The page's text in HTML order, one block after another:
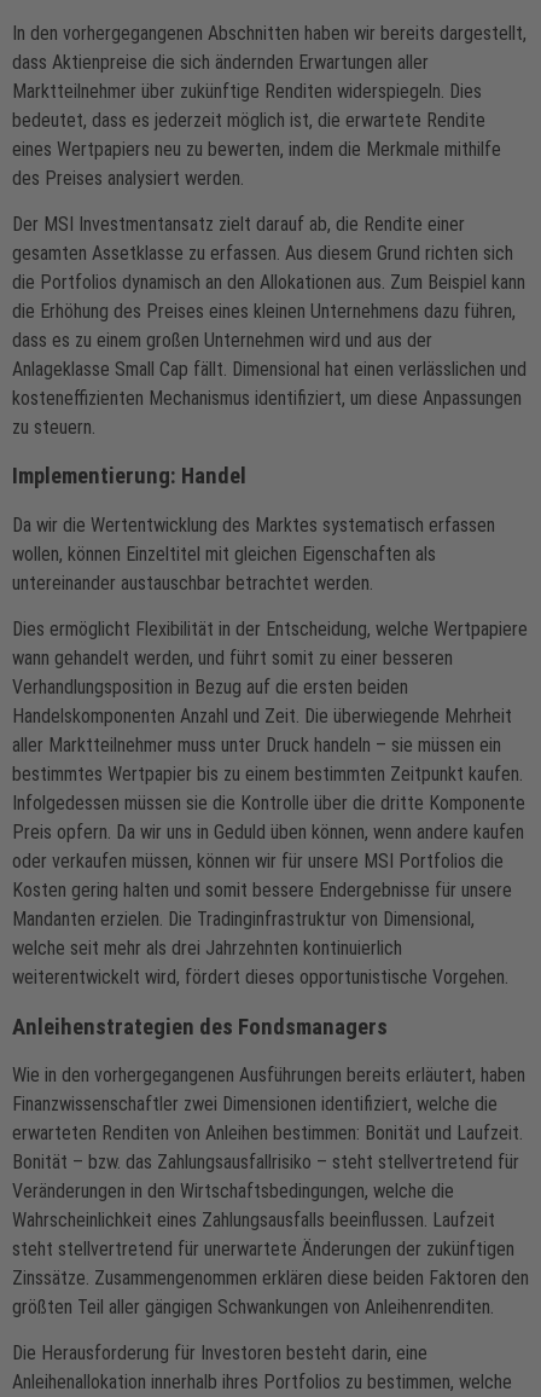
In den vorhergegangenen Abschnitten haben wir bereits dargestellt,
dass Aktienpreise die sich ändernden Erwartungen aller
Marktteilnehmer über zukünftige Renditen widerspiegeln. Dies
bedeutet, dass es jederzeit möglich ist, die erwartete Rendite
eines Wertpapiers neu zu bewerten, indem die Merkmale mithilfe
des Preises analysiert werden.
Der MSI Investmentansatz zielt darauf ab, die Rendite einer
gesamten Assetklasse zu erfassen. Aus diesem Grund richten sich
die Portfolios dynamisch an den Allokationen aus. Zum Beispiel kann
die Erhöhung des Preises eines kleinen Unternehmens dazu führen,
dass es zu einem großen Unternehmen wird und aus der
Anlageklasse Small Cap fällt. Dimensional hat einen verlässlichen und
kosteneffizienten Mechanismus identifiziert, um diese Anpassungen
zu steuern.
Implementierung: Handel
Da wir die Wertentwicklung des Marktes systematisch erfassen
wollen, können Einzeltitel mit gleichen Eigenschaften als
untereinander austauschbar betrachtet werden.
Dies ermöglicht Flexibilität in der Entscheidung, welche Wertpapiere
wann gehandelt werden, und führt somit zu einer besseren
Verhandlungsposition in Bezug auf die ersten beiden
Handelskomponenten Anzahl und Zeit. Die überwiegende Mehrheit
aller Marktteilnehmer muss unter Druck handeln – sie müssen ein
bestimmtes Wertpapier bis zu einem bestimmten Zeitpunkt kaufen.
Infolgedessen müssen sie die Kontrolle über die dritte Komponente
Preis opfern. Da wir uns in Geduld üben können, wenn andere kaufen
oder verkaufen müssen, können wir für unsere MSI Portfolios die
Kosten gering halten und somit bessere Endergebnisse für unsere
Mandanten erzielen. Die Tradinginfrastruktur von Dimensional,
welche seit mehr als drei Jahrzehnten kontinuierlich
weiterentwickelt wird, fördert dieses opportunistische Vorgehen.
Anleihenstrategien des Fondsmanagers
Wie in den vorhergegangenen Ausführungen bereits erläutert, haben
Finanzwissenschaftler zwei Dimensionen identifiziert, welche die
erwarteten Renditen von Anleihen bestimmen: Bonität und Laufzeit.
Bonität – bzw. das Zahlungsausfallrisiko – steht stellvertretend für
Veränderungen in den Wirtschaftsbedingungen, welche die
Wahrscheinlichkeit eines Zahlungsausfalls beeinflussen. Laufzeit
steht stellvertretend für unerwartete Änderungen der zukünftigen
Zinssätze. Zusammengenommen erklären diese beiden Faktoren den
größten Teil aller gängigen Schwankungen von Anleihenrenditen.
Die Herausforderung für Investoren besteht darin, eine
Anleihenallokation innerhalb ihres Portfolios zu bestimmen, welche